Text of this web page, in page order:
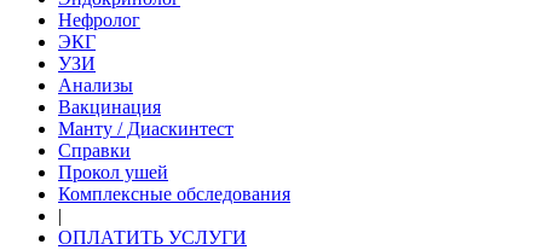
Нефролог
ЭКГ
УЗИ
Анализы
Вакцинация
Манту / Диаскинтест
Справки
Прокол ушей
Комплексные обследования
|
ОПЛАТИТЬ УСЛУГИ